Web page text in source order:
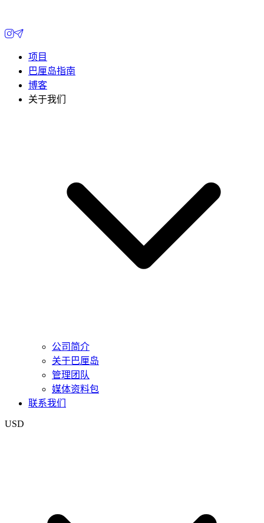
项目
巴厘岛指南
博客
关于我们
公司简介
关于巴厘岛
管理团队
媒体资料包
联系我们
USD